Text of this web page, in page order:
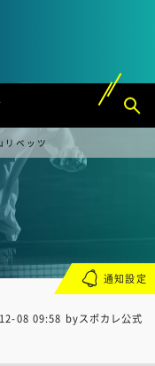
ベッツ
08 09:58 byスポカレ公式
通知設定